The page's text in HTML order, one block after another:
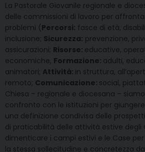
La Pastorale Giovanile regionale e
delle commissioni di lavoro per
problemi (Percorsi: fasce di età,
inclusione; Sicurezza: prevenzione,
assicurazioni; Risorse: educative,
economiche, Formazione: adulti,
animatori; Attività: in struttura,
remoto; Comunicazione: social,
Chiesa – regionale e diocesana –
confronto con le istituzioni per
una definizione condivisa delle
di praticabilità delle attività estive degli
dimenticare i campi estivi e le Case
la stessa sollecitudine e concretezza